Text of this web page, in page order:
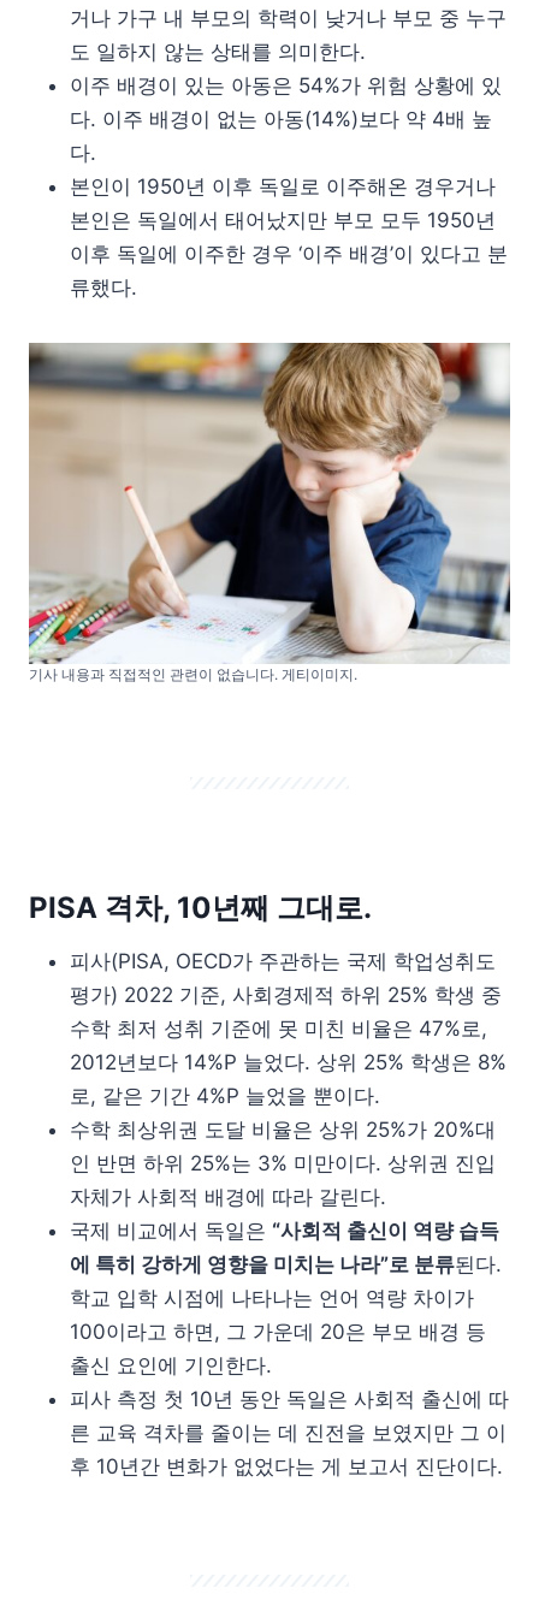
거나 가구 내 부모의 학력이 낮거나 부모 중 누구
도 일하지 않는 상태를 의미한다.
이주 배경이 있는 아동은 54%가 위험 상황에 있
다. 이주 배경이 없는 아동(14%)보다 약 4배 높
다.
본인이 1950년 이후 독일로 이주해온 경우거나
본인은 독일에서 태어났지만 부모 모두 1950년
이후 독일에 이주한 경우 ‘이주 배경’이 있다고 분
류했다.
기사 내용과 직접적인 관련이 없습니다. 게티이미지.
PISA 격차, 10년째 그대로.
피사(PISA, OECD가 주관하는 국제 학업성취도
평가) 2022 기준, 사회경제적 하위 25% 학생 중
수학 최저 성취 기준에 못 미친 비율은 47%로,
2012년보다 14%P 늘었다. 상위 25% 학생은 8%
로, 같은 기간 4%P 늘었을 뿐이다.
수학 최상위권 도달 비율은 상위 25%가 20%대
인 반면 하위 25%는 3% 미만이다. 상위권 진입
자체가 사회적 배경에 따라 갈린다.
국제 비교에서 독일은 “사회적 출신이 역량 습득
에 특히 강하게 영향을 미치는 나라”로 분류된다.
학교 입학 시점에 나타나는 언어 역량 차이가
100이라고 하면, 그 가운데 20은 부모 배경 등
출신 요인에 기인한다.
피사 측정 첫 10년 동안 독일은 사회적 출신에 따
른 교육 격차를 줄이는 데 진전을 보였지만 그 이
후 10년간 변화가 없었다는 게 보고서 진단이다.